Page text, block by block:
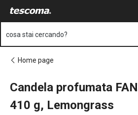
Vai al contenuto
cosa stai cercando?
Home page
Candela profumata
410 g, Lemongrass